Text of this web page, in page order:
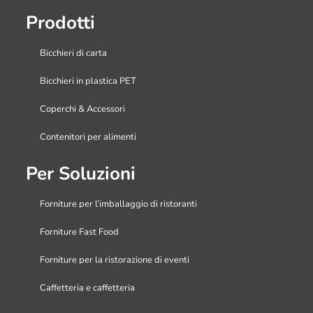
Prodotti
Bicchieri di carta
Bicchieri in plastica PET
Coperchi & Accessori
Contenitori per alimenti
Per Soluzioni
Forniture per l’imballaggio di ristoranti
Forniture Fast Food
Forniture per la ristorazione di eventi
Caffetteria e caffetteria